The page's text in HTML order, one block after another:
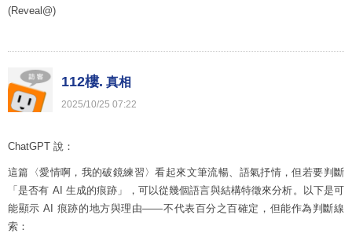
(Reveal@)
112樓. 真相
2025/10/25 07:22
ChatGPT 說：
這篇〈愛情啊，我的破鏡練習〉看起來文筆流暢、語氣抒情，但若要判斷
「是否有 AI 生成的痕跡」，可以從幾個語言與結構特徵來分析。以下是可
能顯示 AI 痕跡的地方與理由——不代表百分之百確定，但能作為判斷線
索：